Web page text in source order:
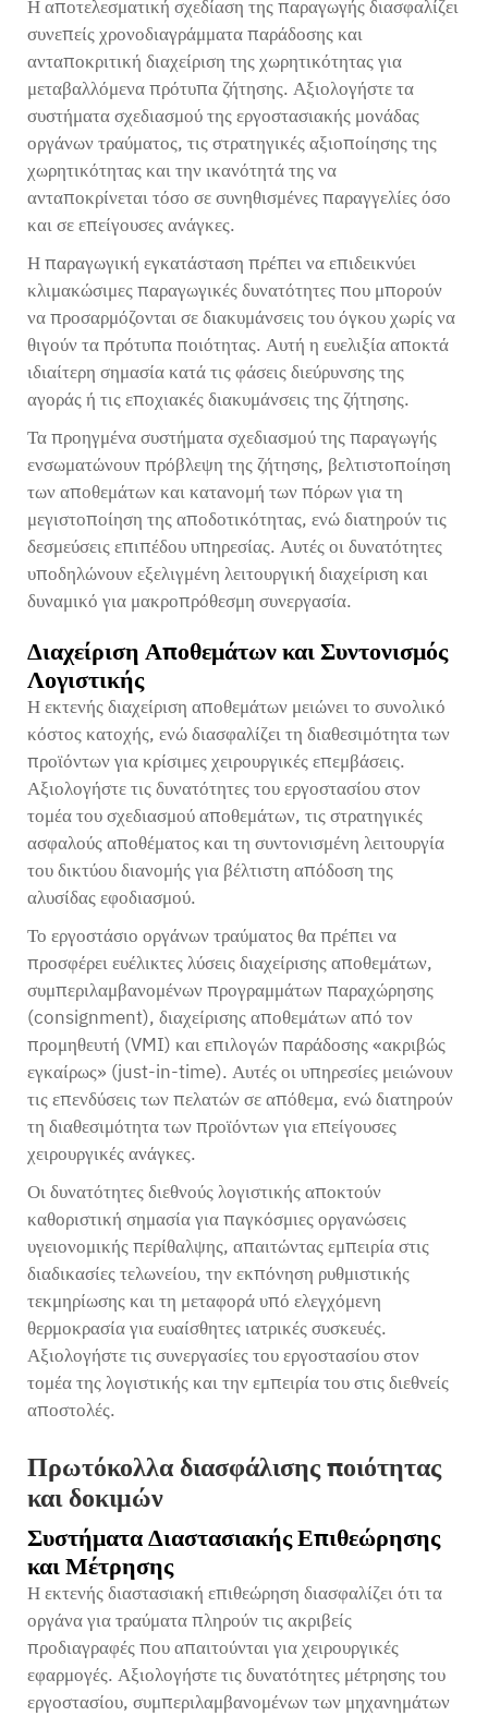
Η αποτελεσματική σχεδίαση της παραγωγής διασφαλίζει
συνεπείς χρονοδιαγράμματα παράδοσης και
ανταποκριτική διαχείριση της χωρητικότητας για
μεταβαλλόμενα πρότυπα ζήτησης. Αξιολογήστε τα
συστήματα σχεδιασμού της εργοστασιακής μονάδας
οργάνων τραύματος, τις στρατηγικές αξιοποίησης της
χωρητικότητας και την ικανότητά της να
ανταποκρίνεται τόσο σε συνηθισμένες παραγγελίες όσο
και σε επείγουσες ανάγκες.
Η παραγωγική εγκατάσταση πρέπει να επιδεικνύει
κλιμακώσιμες παραγωγικές δυνατότητες που μπορούν
να προσαρμόζονται σε διακυμάνσεις του όγκου χωρίς να
θιγούν τα πρότυπα ποιότητας. Αυτή η ευελιξία αποκτά
ιδιαίτερη σημασία κατά τις φάσεις διεύρυνσης της
αγοράς ή τις εποχιακές διακυμάνσεις της ζήτησης.
Τα προηγμένα συστήματα σχεδιασμού της παραγωγής
ενσωματώνουν πρόβλεψη της ζήτησης, βελτιστοποίηση
των αποθεμάτων και κατανομή των πόρων για τη
μεγιστοποίηση της αποδοτικότητας, ενώ διατηρούν τις
δεσμεύσεις επιπέδου υπηρεσίας. Αυτές οι δυνατότητες
υποδηλώνουν εξελιγμένη λειτουργική διαχείριση και
δυναμικό για μακροπρόθεσμη συνεργασία.
Διαχείριση Αποθεμάτων και Συντονισμός
Λογιστικής
Η εκτενής διαχείριση αποθεμάτων μειώνει το συνολικό
κόστος κατοχής, ενώ διασφαλίζει τη διαθεσιμότητα των
προϊόντων για κρίσιμες χειρουργικές επεμβάσεις.
Αξιολογήστε τις δυνατότητες του εργοστασίου στον
τομέα του σχεδιασμού αποθεμάτων, τις στρατηγικές
ασφαλούς αποθέματος και τη συντονισμένη λειτουργία
του δικτύου διανομής για βέλτιστη απόδοση της
αλυσίδας εφοδιασμού.
Το εργοστάσιο οργάνων τραύματος θα πρέπει να
προσφέρει ευέλικτες λύσεις διαχείρισης αποθεμάτων,
συμπεριλαμβανομένων προγραμμάτων παραχώρησης
(consignment), διαχείρισης αποθεμάτων από τον
προμηθευτή (VMI) και επιλογών παράδοσης «ακριβώς
εγκαίρως» (just-in-time). Αυτές οι υπηρεσίες μειώνουν
τις επενδύσεις των πελατών σε απόθεμα, ενώ διατηρούν
τη διαθεσιμότητα των προϊόντων για επείγουσες
χειρουργικές ανάγκες.
Οι δυνατότητες διεθνούς λογιστικής αποκτούν
καθοριστική σημασία για παγκόσμιες οργανώσεις
υγειονομικής περίθαλψης, απαιτώντας εμπειρία στις
διαδικασίες τελωνείου, την εκπόνηση ρυθμιστικής
τεκμηρίωσης και τη μεταφορά υπό ελεγχόμενη
θερμοκρασία για ευαίσθητες ιατρικές συσκευές.
Αξιολογήστε τις συνεργασίες του εργοστασίου στον
τομέα της λογιστικής και την εμπειρία του στις διεθνείς
αποστολές.
Πρωτόκολλα διασφάλισης ποιότητας
και δοκιμών
Συστήματα Διαστασιακής Επιθεώρησης
και Μέτρησης
Η εκτενής διαστασιακή επιθεώρηση διασφαλίζει ότι τα
οργάνα για τραύματα πληρούν τις ακριβείς
προδιαγραφές που απαιτούνται για χειρουργικές
εφαρμογές. Αξιολογήστε τις δυνατότητες μέτρησης του
εργοστασίου, συμπεριλαμβανομένων των μηχανημάτων